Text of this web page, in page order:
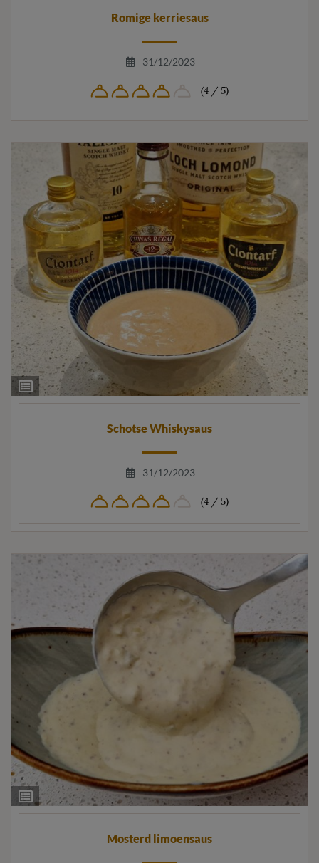
Romige kerriesaus
31/12/2023
(4 / 5)
Ingrediëntenlijst
Schotse Whiskysaus
31/12/2023
(4 / 5)
Ingrediëntenlijst
Mosterd limoensaus